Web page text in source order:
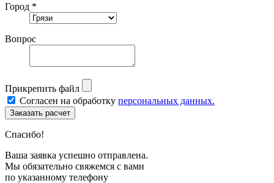
Город *
Вопрос
Прикрепить файл
Согласен на обработку персональных данных.
Спасибо!
Ваша заявка успешно отправлена.
Мы обязательно свяжемся с вами
по указанному телефону